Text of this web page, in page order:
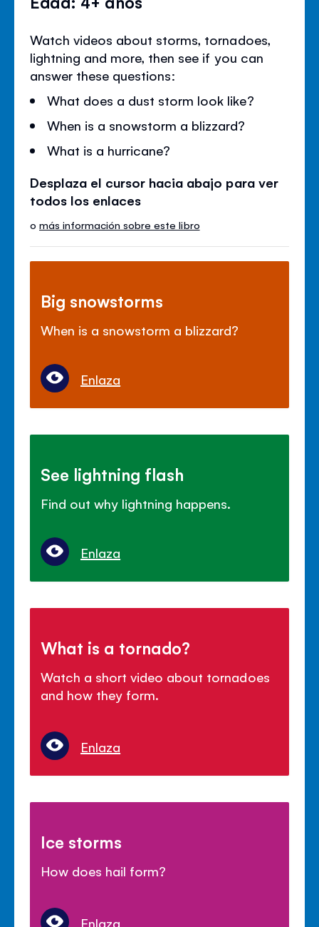
Watch videos about storms, tornadoes,
lightning and more, then see if you can
answer these questions:
What does a dust storm look like?
When is a snowstorm a blizzard?
What is a hurricane?
Desplaza el cursor hacia abajo para ver
todos los enlaces
omás información sobre este libro
Big snowstorms
When is a snowstorm a blizzard?
Enlaza
See lightning flash
Find out why lightning happens.
Enlaza
What is a tornado?
Watch a short video about tornadoes
and how they form.
Enlaza
Ice storms
How does hail form?
Enlaza